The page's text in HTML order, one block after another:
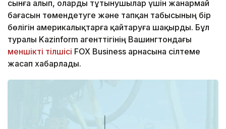
сынға алып, оларды тұтынушылар үшін жанармай
бағасын төмендетуге және тапқан табысының бір
бөлігін америкалықтарға қайтаруға шақырды. Бұл
туралы Kazinform агенттігінің Вашингтондағы
меншікті тілшісі FOX Business арнасына сілтеме
жасап хабарлады.